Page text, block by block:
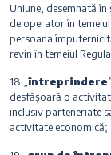
Uniune, desemnată
de operator în
persoana
revin în temeiul
18.„ întreprindere
desfășoară o
inclusiv parteneriate
activitate economică;